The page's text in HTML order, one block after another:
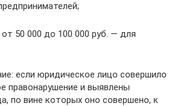
50 000 до 100 000 руб. — для
если юридическое лицо совершило
правонарушение и выявлены
по вине которых оно совершено, к